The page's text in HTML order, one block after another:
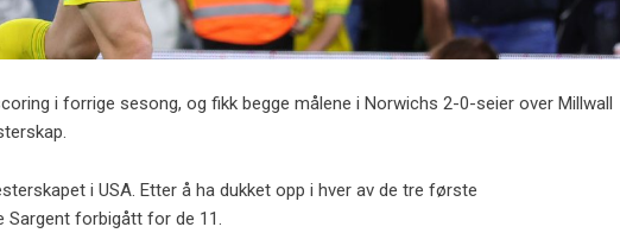
i forrige sesong, og fikk begge målene i Norwichs 2-0-seier over Millwall
i USA. Etter å ha dukket opp i hver av de tre første
Sargent forbigått for de 11.